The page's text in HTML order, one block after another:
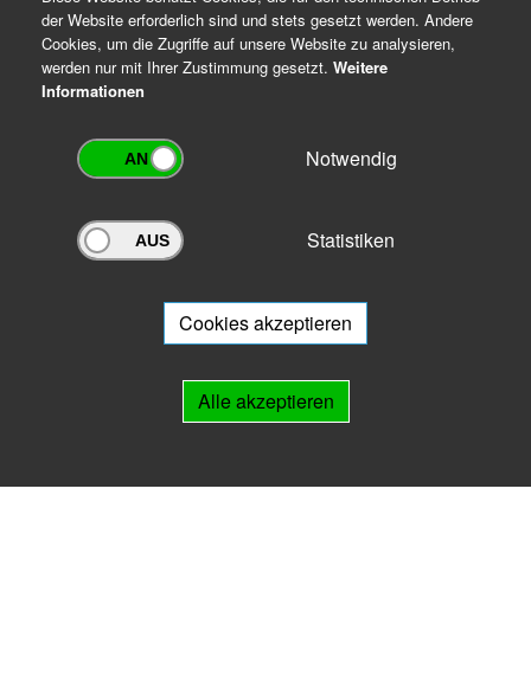
Archivportal Thüringen
Ihnen beratend zur Seite.
der Website erforderlich sind und stets gesetzt werden. Andere
Cookies, um die Zugriffe auf unsere Website zu analysieren,
werden nur mit Ihrer Zustimmung gesetzt. Weitere
Informationen
Notwendig
Statistiken
Cookies akzeptieren
Alle akzeptieren